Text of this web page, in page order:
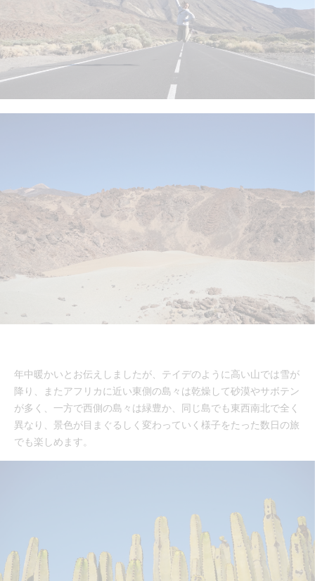
年中暖かいとお伝えしましたが、テイデのように高い山では雪が
降り、またアフリカに近い東側の島々は乾燥して砂漠やサボテン
が多く、一方で西側の島々は緑豊か、同じ島でも東西南北で全く
異なり、景色が目まぐるしく変わっていく様子をたった数日の旅
でも楽しめます。